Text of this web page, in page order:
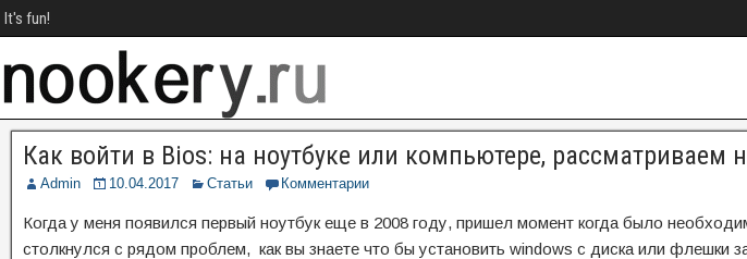
It's fun!
Как войти в Bios: на ноутбуке или компьютере, рассматриваем
Admin 10.04.2017 Статьи Комментарии
Когда у меня появился первый ноутбук еще в 2008 году, пришел момент когда было
столкнулся с рядом проблем, как вы знаете что бы установить windows с диска или флешки